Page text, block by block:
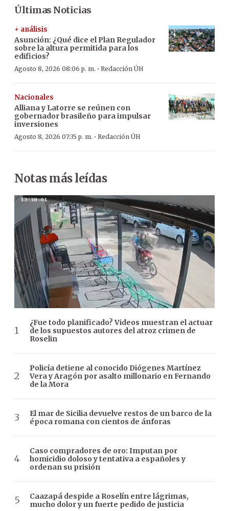
Últimas Noticias
+ análisis
Asunción: ¿Qué dice el Plan Regulador
sobre la altura permitida para los
edificios?
Agosto 8, 2026 08:06 p. m. · Redacción ÚH
Nacionales
Alliana y Latorre se reúnen con
gobernador brasileño para impulsar
inversiones
Agosto 8, 2026 07:35 p. m. · Redacción ÚH
Notas más leídas
¿Fue todo planificado? Videos muestran el actuar
de los supuestos autores del atroz crimen de
Roselin
Policía detiene al conocido Diógenes Martínez
Vera y Aragón por asalto millonario en Fernando
de la Mora
El mar de Sicilia devuelve restos de un barco de la
época romana con cientos de ánforas
Caso compradores de oro: Imputan por
homicidio doloso y tentativa a españoles y
ordenan su prisión
Caazapá despide a Roselín entre lágrimas,
mucho dolor y un fuerte pedido de justicia